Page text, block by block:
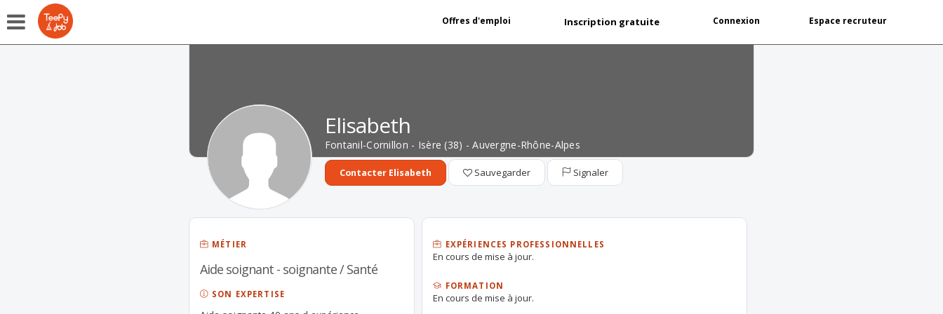
Offres d'emploi Inscription gratuite Connexion Espace recruteur
Elisabeth
Fontanil-Cornillon - Isère (38) - Auvergne-Rhône-Alpes
Contacter Elisabeth Sauvegarder Signaler
MÉTIER
Aide soignant - soignante / Santé
SON EXPERTISE
EXPÉRIENCES PROFESSIONNELLES
En cours de mise à jour.
FORMATION
En cours de mise à jour.